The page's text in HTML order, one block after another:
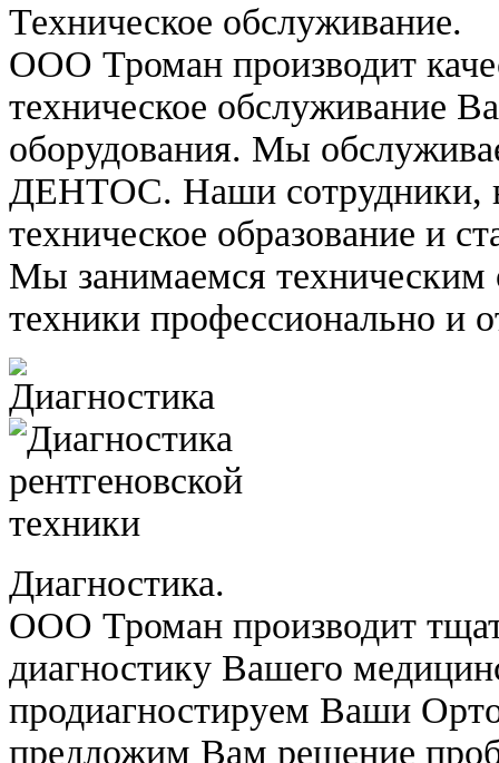
Техническое обслуживание.
ООО Троман производит
техническое обслуживание
оборудования. Мы
ДЕНТОС. Наши сотрудники,
техническое образование и
Мы занимаемся
техники профессионально и
Диагностика.
ООО Троман производит
диагностику Вашего
продиагностируем Ваши
предложим Вам решение